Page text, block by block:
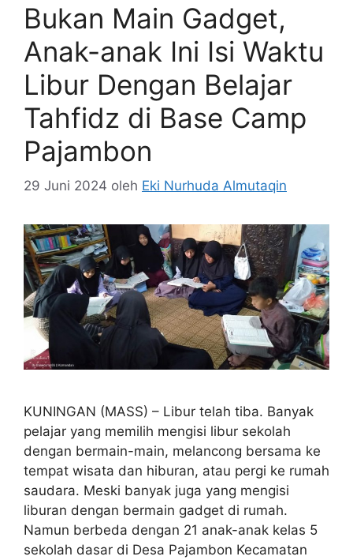
Bukan Main Gadget,
Anak-anak Ini Isi Waktu
Libur Dengan Belajar
Tahfidz di Base Camp
Pajambon
29 Juni 2024 oleh Eki Nurhuda Almutaqin
KUNINGAN (MASS) – Libur telah tiba. Banyak
pelajar yang memilih mengisi libur sekolah
dengan bermain-main, melancong bersama ke
tempat wisata dan hiburan, atau pergi ke rumah
saudara. Meski banyak juga yang mengisi
liburan dengan bermain gadget di rumah.
Namun berbeda dengan 21 anak-anak kelas 5
sekolah dasar di Desa Pajambon Kecamatan